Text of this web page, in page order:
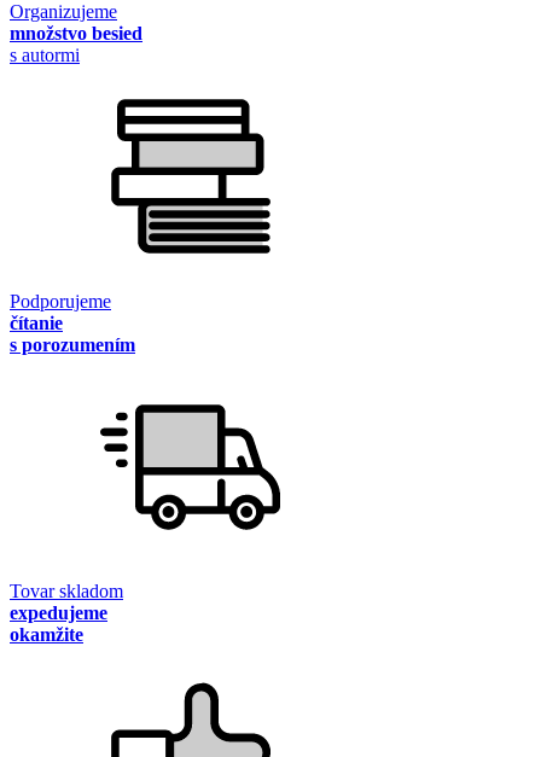
Organizujeme
množstvo besied
s autormi
Podporujeme
čítanie
s porozumením
Tovar skladom
expedujeme
okamžite